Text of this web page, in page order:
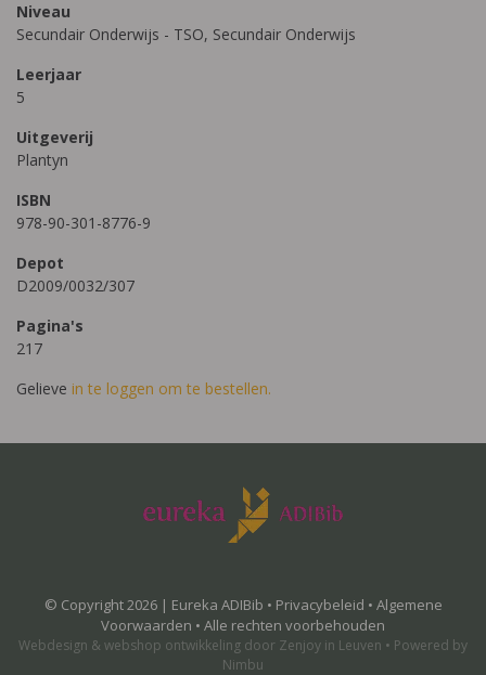
Niveau
Secundair Onderwijs - TSO, Secundair Onderwijs
Leerjaar
5
Uitgeverij
Plantyn
ISBN
978-90-301-8776-9
Depot
D2009/0032/307
Pagina's
217
Gelieve in te loggen om te bestellen.
© Copyright 2026 | Eureka ADIBib • Privacybeleid • Algemene
Voorwaarden • Alle rechten voorbehouden
Webdesign & webshop ontwikkeling door Zenjoy in Leuven • Powered by
Nimbu